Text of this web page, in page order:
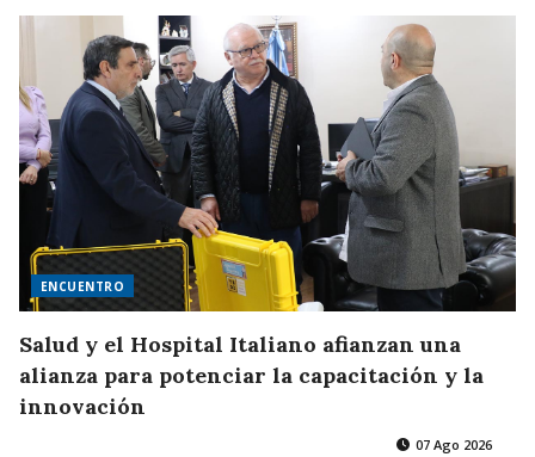
ENCUENTRO
Salud y el Hospital Italiano afianzan una
alianza para potenciar la capacitación y la
innovación
07 Ago 2026